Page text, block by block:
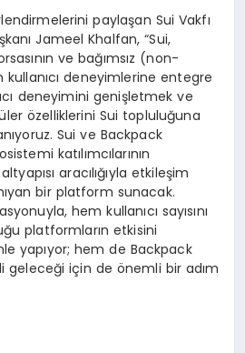
paylaşan Sui Vakfı
Jameel Khalfan, “Sui,
ve bağımsız (non-
kullanıcı deneyimlerine entegre
deneyimini genişletmek ve
özelliklerini Sui topluluğuna
Sui ve Backpack
katılımcılarının
aracılığıyla etkileşim
bir platform sunacak.
hem kullanıcı sayısını
platformların etkisini
yapıyor; hem de Backpack
geleceği için de önemli bir adım